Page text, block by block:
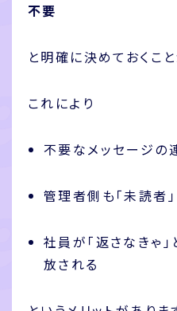
不要
と明確に決めておくこ
これにより
不要なメッセージの
管理者側も「未読者
社員が「返さなきゃ
放される